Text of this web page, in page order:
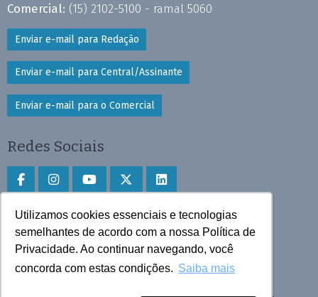
Utilizamos cookies essenciais e tecnologias
semelhantes de acordo com a nossa Política de
Privacidade. Ao continuar navegando, você
concorda com estas condições. Saiba mais
Comercial: (15) 2102-5100 - ramal 5060
Enviar e-mail para Redação
Enviar e-mail para Central/Assinante
Enviar e-mail para o Comercial
Redes Sociais
Faça download do aplicativo
Play Store e App Store